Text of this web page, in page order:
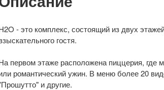
- это комплекс, состоящий из двух
гостя.
первом этаже расположена пиццерия, где
романтический ужин. В меню более 20
и другие.